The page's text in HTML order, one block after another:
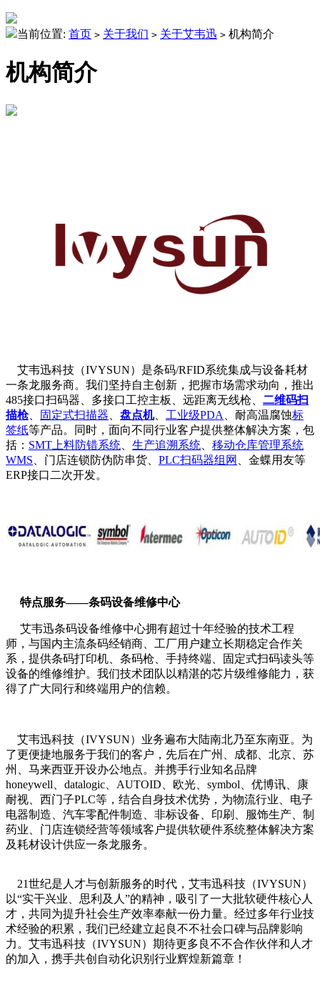
当前位置: 首页 > 关于我们 > 关于艾韦迅 > 机构简介
机构简介
艾韦迅科技（IVYSUN）是条码/RFID系统集成与设备耗材
一条龙服务商。我们坚持自主创新，把握市场需求动向，推出
485接口扫码器、多接口工控主板、远距离无线枪、 二维码扫
描枪、 固定式扫描器 盘点机、 工业级PDA 、耐高温腐蚀标
签纸等产品。同时，面向不同行业客户提供整体解决方案，包
括： SMT上料防错系统 生产追溯系统
移动仓库管理系统
WMS 、门店连锁防伪防串货、 PLC扫码器组网
、金蝶用友等
ERP接口二次开发。
特点服务——条码设备维修中心
艾韦迅条码设备维修中心拥有超过十年经验的技术工程
师，与国内主流条码经销商、工厂用户建立长期稳定合作关
系，提供条码打印机、条码枪、手持终端、固定式扫码读头等
设备的维修维护。我们技术团队以精湛的芯片级维修能力，获
得了广大同行和终端用户的信赖。
艾韦迅科技（IVYSUN）业务遍布大陆南北乃至东南亚。为
了更便捷地服务于我们的客户，先后在广州、成都、北京、苏
州、马来西亚开设办公地点。并携手行业知名品牌
honeywell、datalogic、AUTOID、欧光、symbol、优博讯、康
耐视、西门子PLC等，结合自身技术优势，为物流行业、电子
电器制造、汽车零配件制造、非标设备、印刷、服饰生产、制
药业、门店连锁经营等领域客户提供软硬件系统整体解决方案
及耗材设计供应一条龙服务。
21世纪是人才与创新服务的时代，艾韦迅科技（IVYSUN）
以“实干兴业、思利及人 ”的精神，吸引了一大批软硬件核心人
才，共同为提升社会生产效率奉献一份力量。经过多年行业技
术经验的积累，我们已经建立起良不不社会口碑与品牌影响
力。艾韦迅科技（IVYSUN）期待更多良不不合作伙伴和人才
的加入，携手共创自动化识别行业辉煌新篇章！